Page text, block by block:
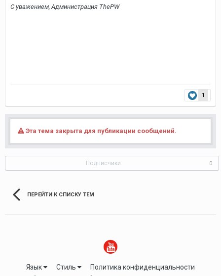
С уважением, Администрация ThePW
1
Эта тема закрыта для публикации сообщений.
Подписчики 0
ПЕРЕЙТИ К СПИСКУ ТЕМ
Язык Стиль Политика конфиденциальности